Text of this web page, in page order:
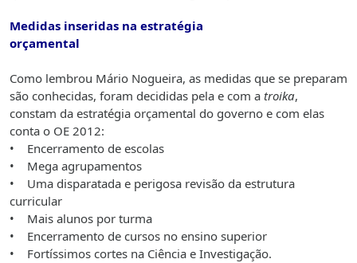
Medidas inseridas na estratégia
orçamental
Como lembrou Mário Nogueira, as medidas que se preparam
são conhecidas, foram decididas pela e com a troika,
constam da estratégia orçamental do governo e com elas
conta o OE 2012:
• Encerramento de escolas
• Mega agrupamentos
• Uma disparatada e perigosa revisão da estrutura
curricular
• Mais alunos por turma
• Encerramento de cursos no ensino superior
• Fortíssimos cortes na Ciência e Investigação.